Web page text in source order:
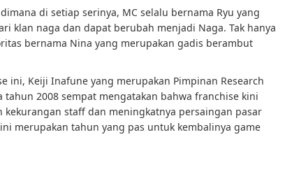
di setiap serinya, MC selalu bernama Ryu yang
klan naga dan dapat berubah menjadi Naga. Tak hanya
bernama Nina yang merupakan gadis berambut
ini, Keiji Inafune yang merupakan Pimpinan Research
tahun 2008 sempat mengatakan bahwa franchise kini
kekurangan staff dan meningkatnya persaingan pasar
ini merupakan tahun yang pas untuk kembalinya game